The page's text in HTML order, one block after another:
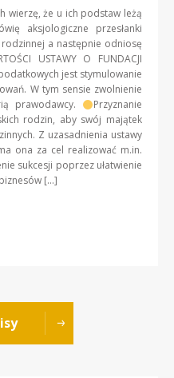
wierzę, że u ich podstaw leżą
aksjologiczne przesłanki
a następnie odniosę
USTAWY O FUNDACJI
jest stymulowanie
W tym sensie zwolnienie
prawodawcy.
Przyznanie
rodzin, aby swój majątek
Z uzasadnienia ustawy
ona za cel realizować m.in.
sukcesji poprzez ułatwienie
[…]